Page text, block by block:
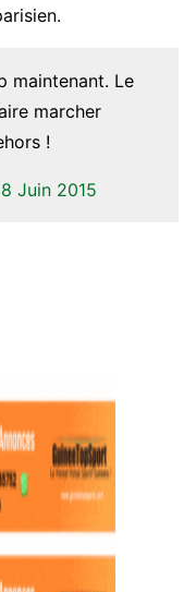
maintenant. Le
marcher
!
8 Juin 2015